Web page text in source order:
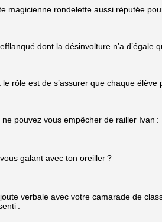
magicienne rondelette aussi réputée
dont la désinvolture n’a d’égale
rôle est de s’assurer que chaque
pouvez vous empêcher de railler Ivan :
galant avec ton oreiller ?
verbale avec votre camarade de
: